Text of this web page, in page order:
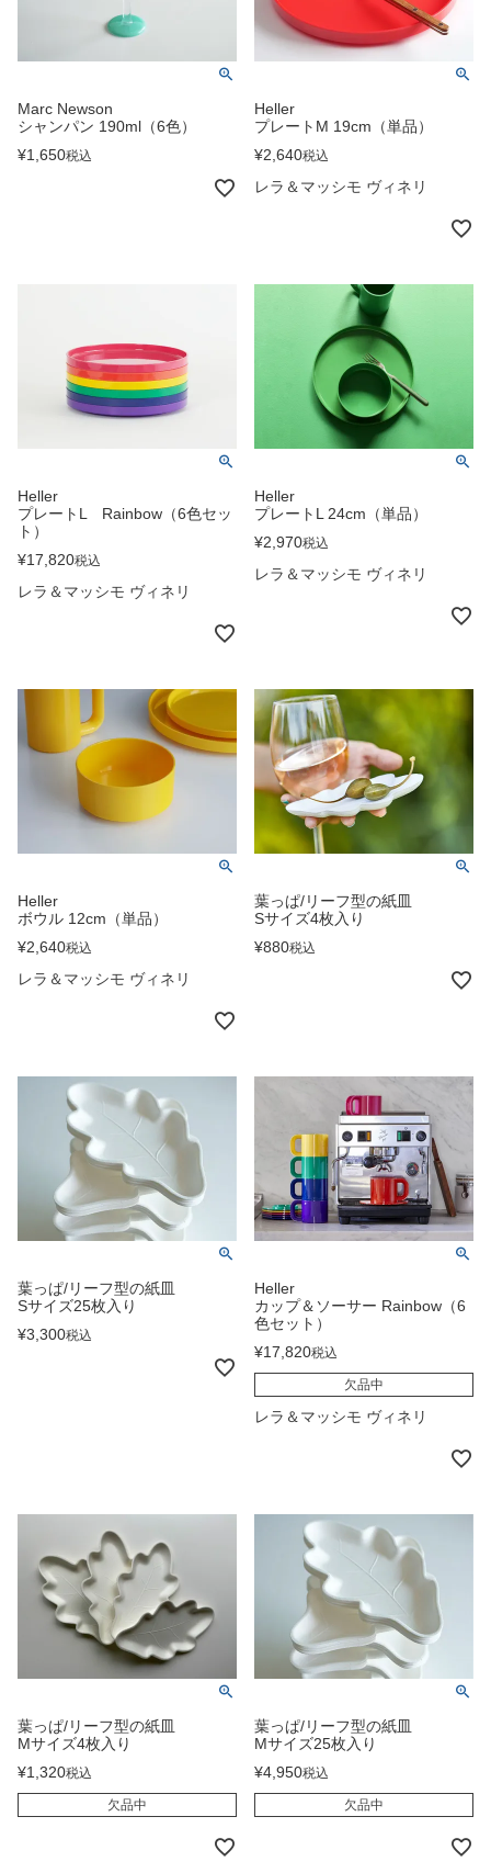
Marc Newson
シャンパン 190ml（6色）
¥1,650税込
Heller
プレートM 19cm（単品）
¥2,640税込
レラ＆マッシモ ヴィネリ
Heller
プレートL Rainbow（6色セッ
ト）
¥17,820税込
レラ＆マッシモ ヴィネリ
Heller
プレートL 24cm（単品）
¥2,970税込
レラ＆マッシモ ヴィネリ
Heller
ボウル 12cm（単品）
¥2,640税込
レラ＆マッシモ ヴィネリ
葉っぱ/リーフ型の紙皿
Sサイズ4枚入り
¥880税込
葉っぱ/リーフ型の紙皿
Sサイズ25枚入り
¥3,300税込
Heller
カップ＆ソーサー Rainbow（6
色セット）
¥17,820税込
欠品中
レラ＆マッシモ ヴィネリ
葉っぱ/リーフ型の紙皿
Mサイズ4枚入り
¥1,320税込
欠品中
葉っぱ/リーフ型の紙皿
Mサイズ25枚入り
¥4,950税込
欠品中